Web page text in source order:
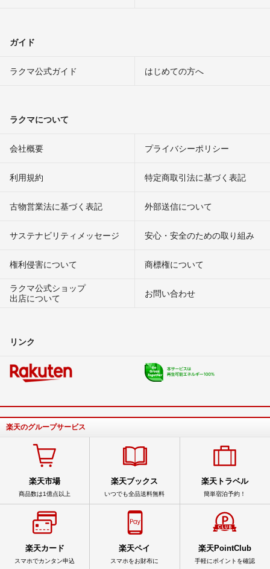
ガイド
ラクマ公式ガイド はじめての方へ
ラクマについて
会社概要 プライバシーポリシー
利用規約 特定商取引法に基づく表記
古物営業法に基づく表記 外部送信について
サステナビリティメッセージ 安心・安全のための取り組み
権利侵害について
商標権について
ラクマ公式ショップ
出店について
お問い合わせ
リンク
楽天のグループサービス
楽天市場
商品数は1億点以上
楽天ブックス
いつでも全品送料無料
楽天トラベル
簡単宿泊予約！
楽天カード
スマホでカンタン申込
楽天ペイ
スマホをお財布に
楽天PointClub
手軽にポイントを確認